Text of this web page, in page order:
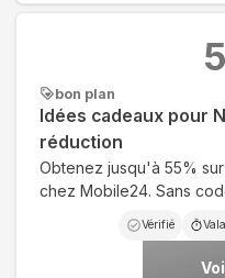
bon plan
Idées cadeaux pour
réduction
Obtenez jusqu'à 55%
chez Mobile24. Sans
Vérifié